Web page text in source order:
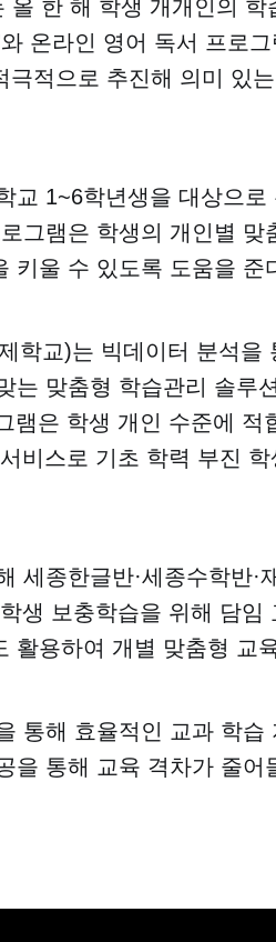
올 한 해 학생 개개인의 학
온라인 영어 독서 프로
적으로 추진해 의미 있
교 1~6학년생을 대상으로
그램은 학생의 개인별 맞
키울 수 있도록 도움을 준
학교)는 빅데이터 분석을
는 맞춤형 학습관리 솔루
램은 학생 개인 수준에 적
비스로 기초 학력 부진
세종한글반·세종수학반·
생 보충학습을 위해 담임
활용하여 개별 맞춤형 교
통해 효율적인 교과 학습
을 통해 교육 격차가 줄어